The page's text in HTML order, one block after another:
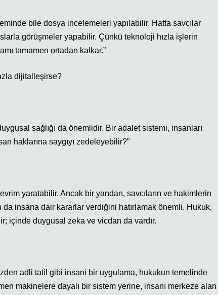
bile dosya incelemeleri yapılabilir. Hatta savcılar
görüşmeler yapabilir. Çünkü teknoloji hızla işlerin
tamamen ortadan kalkar.”
dijitalleşirse?
sağlığı da önemlidir. Bir adalet sistemi, insanları
haklarına saygıyı zedeleyebilir?”
yaratabilir. Ancak bir yandan, savcıların ve hakimlerin
da insana dair kararlar verdiğini hatırlamak önemli. Hukuk,
içinde duygusal zeka ve vicdan da vardır.
adli tatil gibi insani bir uygulama, hukukun temelinde
makinelere dayalı bir sistem yerine, insanı merkeze alan